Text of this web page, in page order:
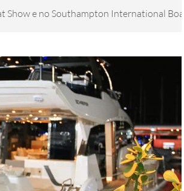
Show e no Southampton International Boat